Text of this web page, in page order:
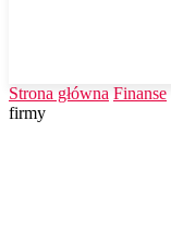
Strona główna Finanse
firmy